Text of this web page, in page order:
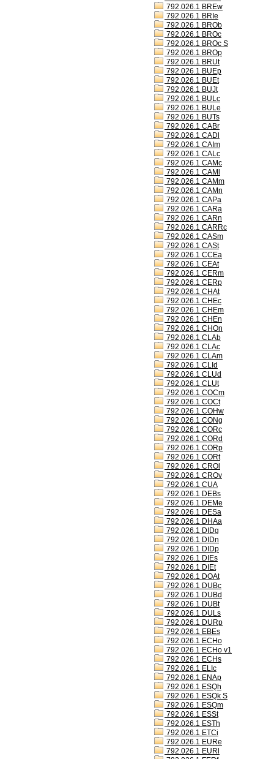
792.026.1 BREw
792.026.1 BRIe
792.026.1 BROb
792.026.1 BROc
792.026.1 BROc S
792.026.1 BROp
792.026.1 BRUt
792.026.1 BUEp
792.026.1 BUEt
792.026.1 BUJt
792.026.1 BULc
792.026.1 BULe
792.026.1 BUTs
792.026.1 CABr
792.026.1 CADl
792.026.1 CAIm
792.026.1 CALc
792.026.1 CAMc
792.026.1 CAMl
792.026.1 CAMm
792.026.1 CAMn
792.026.1 CAPa
792.026.1 CARa
792.026.1 CARn
792.026.1 CARRc
792.026.1 CASm
792.026.1 CASt
792.026.1 CCEa
792.026.1 CEAt
792.026.1 CERm
792.026.1 CERp
792.026.1 CHAt
792.026.1 CHEc
792.026.1 CHEm
792.026.1 CHEn
792.026.1 CHOn
792.026.1 CLAb
792.026.1 CLAc
792.026.1 CLAm
792.026.1 CLId
792.026.1 CLUd
792.026.1 CLUt
792.026.1 COCm
792.026.1 COCt
792.026.1 COHw
792.026.1 CONg
792.026.1 CORc
792.026.1 CORd
792.026.1 CORp
792.026.1 CORt
792.026.1 CROl
792.026.1 CROv
792.026.1 CUA
792.026.1 DEBs
792.026.1 DEMe
792.026.1 DESa
792.026.1 DHAa
792.026.1 DIDg
792.026.1 DIDn
792.026.1 DIDp
792.026.1 DIEs
792.026.1 DIEt
792.026.1 DOAt
792.026.1 DUBc
792.026.1 DUBd
792.026.1 DUBt
792.026.1 DULs
792.026.1 DURp
792.026.1 EBEs
792.026.1 ECHo
792.026.1 ECHo v1
792.026.1 ECHs
792.026.1 ELIc
792.026.1 ENAp
792.026.1 ESQh
792.026.1 ESQk S
792.026.1 ESQm
792.026.1 ESSt
792.026.1 ESTh
792.026.1 ETCi
792.026.1 EURe
792.026.1 EURl